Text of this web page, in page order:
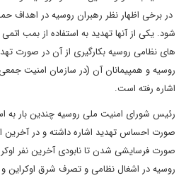
در برخی اظهار نظر رهبران روسیه در اهداف
شود. یکی از آنها تهدید به استفاده از بمب
های نظامی روسیه بکارگیری از آن در صورت
روسیه و همپیمانان آن (در سازمان امنیت
اشاره رفته است.
رئیس شورای امنیت ملی روسیه چندین بار به
صورت احساس تهدید اشاره داشته و در آخرین
صورت فرسایشی شدن تا نابودی آخرین نفر
روسیه در اشغال نظامی و تصرف شرق اوکراین